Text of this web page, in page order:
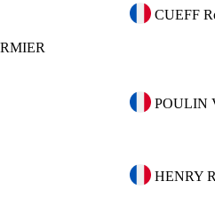
CUEFF
POULIN
HENRY